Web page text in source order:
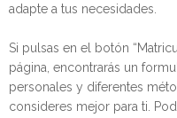
adapte a tus necesidades.
Si pulsas en el botón
página, encontrarás un
personales y diferentes
consideres mejor para ti.